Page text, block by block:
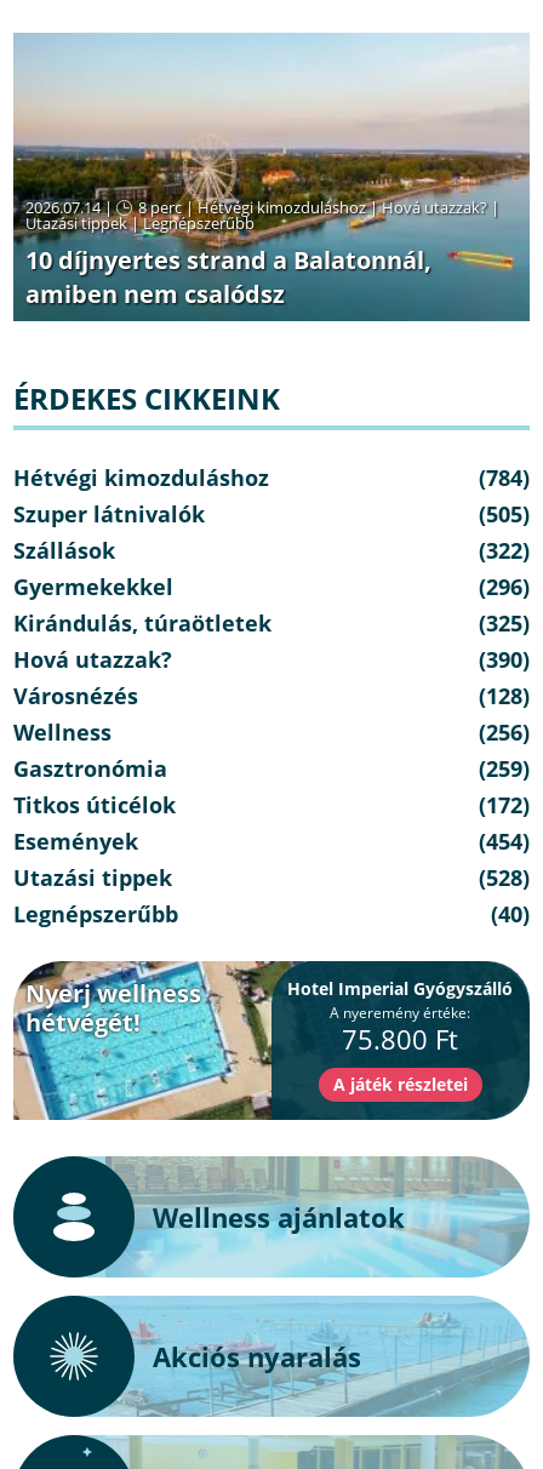
2026.07.14 | 8 perc|Hétvégi kimozduláshoz|Hová utazzak? |
Utazási tippek|Legnépszerűbb
10 díjnyertes strand a Balatonnál,
amiben nem csalódsz
ÉRDEKES CIKKEINK
Hétvégi kimozduláshoz
(784)
Szuper látnivalók
(505)
Szállások
(322)
Gyermekekkel
(296)
Kirándulás, túraötletek
(325)
Hová utazzak?
(390)
Városnézés
(128)
Wellness
(256)
Gasztronómia
(259)
Titkos úticélok
(172)
Események
(454)
Utazási tippek
(528)
Legnépszerűbb
(40)
Nyerj wellness
hétvégét!
Hotel Imperial Gyógyszálló
A nyeremény értéke:
75.800 Ft
Wellness ajánlatok
Akciós nyaralás